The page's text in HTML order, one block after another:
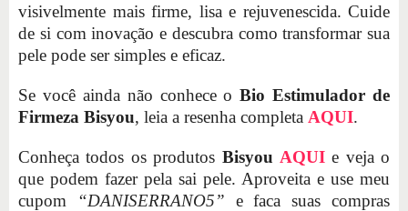
visivelmente mais firme, lisa e rejuvenescida. Cuide
de si com inovação e descubra como transformar sua
pele pode ser simples e eficaz.
Se você ainda não conhece oBio Estimulador de
Firmeza Bisyou, leia a resenha completa AQUI.
Conheça todos os produtos Bisyou AQUIe veja o
que podem fazer pela sai pele. Aproveita e use meu
cupom
“DANISERRANO5” e faca suas compras